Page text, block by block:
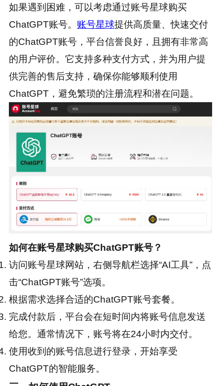
如果遇到困难，可以考虑通过账号星球购买
ChatGPT账号。 账号星球提供高质量、快速交付
的ChatGPT账号，平台信誉良好，且拥有非常高
的用户评价。它支持多种支付方式，并为用户提
供完善的售后支持，确保你能够顺利使用
ChatGPT，避免繁琐的注册流程和潜在问题。
如何在账号星球购买ChatGPT账号？
访问账号星球网站，右侧导航栏选择“AI工具”，点
击“ChatGPT账号”选项。
根据需求选择合适的ChatGPT账号套餐。
完成付款后，平台会在短时间内将账号信息发送
给您。通常情况下，账号将在24小时内交付。
使用收到的账号信息进行登录，开始享受
ChatGPT的智能服务。